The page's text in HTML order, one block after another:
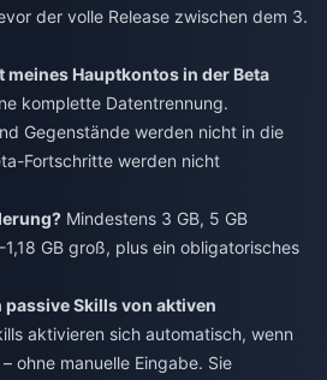
der volle Release zwischen dem 3.
meines Hauptkontos in der Beta
komplette Datentrennung.
Gegenstände werden nicht in die
Fortschritte werden nicht
Mindestens 3 GB, 5 GB
GB groß, plus ein obligatorisches
Skills von aktiven
aktivieren sich automatisch, wenn
ohne manuelle Eingabe. Sie